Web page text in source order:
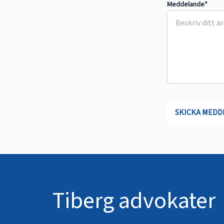
Meddelande*
Tiberg advokater